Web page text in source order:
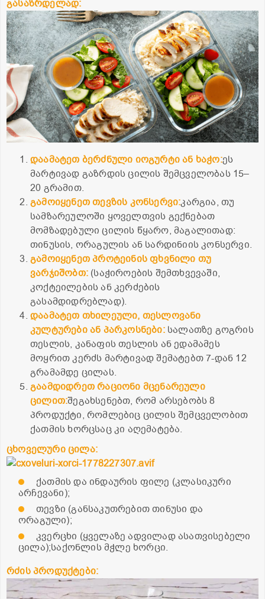
გასაზრდელად:
დაამატეთ ბერძნული იოგურტიან ხაჭო:ეს
მარტივად გაზრდის ცილის შემცველობას 15–
20 გრამით.
გამოიყენეთთევზის კონსერვი:კარგია, თუ
სამზარეულოში ყოველთვის გექნებათ
მომზადებული ცილის წყარო, მაგალითად:
თინუსის, ორაგულის ან სარდინიის კონსერვი.
გამოიყენეთპროტეინისფხვნილი თუ
ვარჯიშობთ: (საჭიროების შემთხვევაში,
კოქტეილების ან კერძების
გასამდიდრებლად).
დაამატეთ თხილეული, თესლოვანი
კულტურებიან პარკოსნები:სალათზე გოგრის
თესლის, კანაფის თესლის ან ედამამეს
მოყრით კერძს მარტივად შემატებთ 7-დან 12
გრამამდე ცილას.
გაამდიდრეთრაციონი მცენარეული
ცილით:შეგახსენებთ, რომ არსებობს 8
პროდუქტი, რომლებიც ცილის შემცველობით
ქათმის ხორცსაც კი აღემატება.
ცხოველური ცილა:
ქათმის და ინდაურის ფილე (კლასიკური
არჩევანი);
თევზი (განსაკუთრებით თინუსი და
ორაგული);
კვერცხი (ყველაზე ადვილად ასათვისებელი
ცილა);საქონლის მჭლე ხორცი.
რძის პროდუქტები: